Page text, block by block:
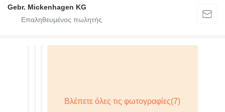
Gebr. Mickenhagen KG